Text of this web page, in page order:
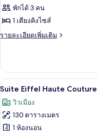
พักได้ 3 คน
1 เตียงคิงไซส์
รายละเอียดเพิ่มเติม
ราย
เกี่ยว
กับ
ห้อง
สวี
ท
เปิด
ภาพถ่าย
ทั้งหมด
ของ
6
Suite Eiffel Haute Couture
วิวเมือง
130 ตารางเมตร
1 ห้องนอน